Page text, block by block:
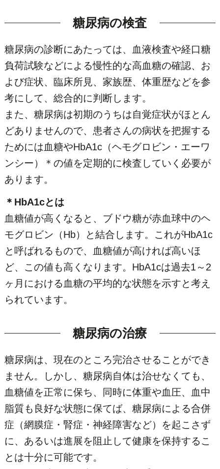
糖尿病の検査
糖尿病の診断にあたっては、血液検査や経口糖
負荷試験などによる慢性的な高血糖の確認、お
よび症状、臨床所見、家族歴、体重歴などを参
考にして、総合的に判断します。
また、糖尿病は初期のうちは自覚症状がほとん
どありませんので、患者さんの病状を把握する
ためには血糖やHbA1c（ヘモグロビン・エーワ
ンシー）＊の値を定期的に検査していく必要が
あります。
＊HbA1cとは
血糖値が高くなると、ブドウ糖が赤血球中のヘ
モグロビン（Hb）と結合します。これがHbA1c
と呼ばれるもので、血糖値が高ければ高いほ
ど、この値も高くなります。HbA1cは過去1～2
ヶ月における血糖の平均的な状態を示すと考え
られています。
糖尿病の治療
糖尿病は、現在のところ完治させることができ
ません。しかし、糖尿病自体は治せなくても、
血糖値を正常に保ち、同時に体重や血圧、血中
脂質も良好な状態に保てば、糖尿病による合併
症（網膜症・腎症・神経障害など）を起こさず
に、あるいは進展を阻止して健康を保持するこ
とは十分に可能です。